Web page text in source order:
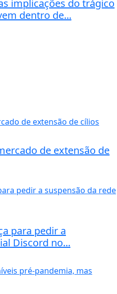
implicações do trágico
dentro de...
de extensão de
para pedir a
Discord no...